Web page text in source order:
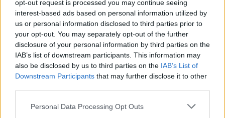
opt-out request is processed you may continue seeing
interest-based ads based on personal information utilized by
us or personal information disclosed to third parties prior to
your opt-out. You may separately opt-out of the further
disclosure of your personal information by third parties on the
IAB’s list of downstream participants. This information may
also be disclosed by us to third parties on the IAB’s List of
Downstream Participants that may further disclose it to other
Personal Data Processing Opt Outs
midi)
Browser: Access Netfront 3.5
Java: MIDP 2.0
Batteria: 1500 ma
Sistema operativo: proprietario (Qualcomm Brew)
GPS integrato (funziona con Google Maps,vedi sotto)